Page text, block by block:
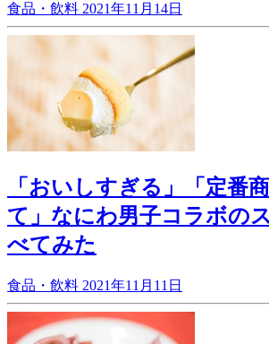
食品・飲料 2021年11月14日
「おいしすぎる」「定番
て」なにわ男子コラボの
べてみた
食品・飲料 2021年11月11日